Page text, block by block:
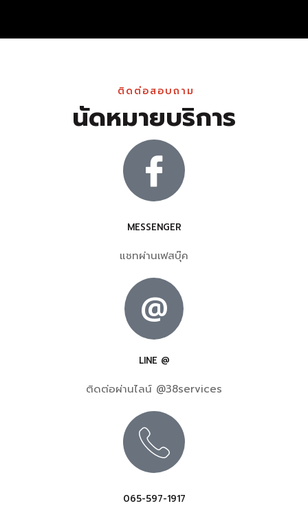
ติดต่อสอบถาม
นัดหมายบริการ
MESSENGER
แชทผ่านเฟสบุ๊ค
@
LINE @
ติดต่อผ่านไลน์ @38services
065-597-1917